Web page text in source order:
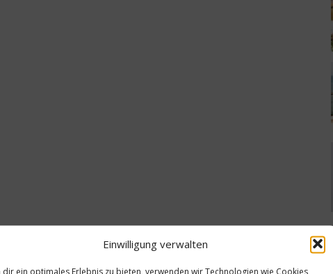
Einwilligung verwalten
dir ein optimales Erlebnis zu bieten, verwenden wir Technologien wie Cookies,